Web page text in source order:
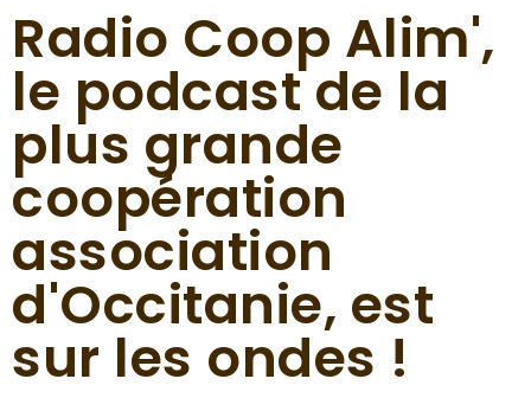
Radio Coop Alim',
le podcast de la
plus grande
coopération
association
d'Occitanie, est
sur les ondes !